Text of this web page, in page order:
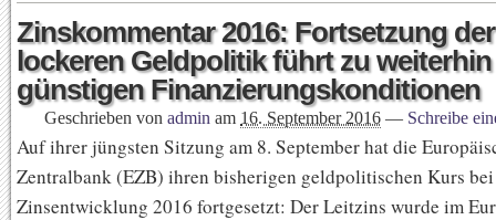
Zinskommentar 2016: Fortsetzung der
lockeren Geldpolitik führt zu weiterhin
günstigen Finanzierungskonditionen
Geschrieben von admin am 16. September 2016 — Schreibe
Auf ihrer jüngsten Sitzung am 8. September hat die
Zentralbank (EZB) ihren bisherigen geldpolitischen Kurs
Zinsentwicklung 2016 fortgesetzt: Der Leitzins wurde im